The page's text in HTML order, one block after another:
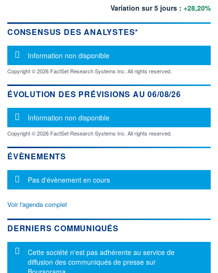
Variation sur 5 jours : +28,20%
CONSENSUS DES ANALYSTES*
Message d'information
Information non disponible
Copyright © 2026 FactSet Research Systems Inc. All rights reserved.
ÉVOLUTION DES PRÉVISIONS AU 06/08/26
Message d'information
Information non disponible
Copyright © 2026 FactSet Research Systems Inc. All rights reserved.
ÉVÈNEMENTS
Message d'information
Pas d'évènement en cours
Voir l'agenda complet
DERNIERS COMMUNIQUÉS
Message d'information
Cette société n'est pas adhérente au service de
diffusion des communiqués de presse sur